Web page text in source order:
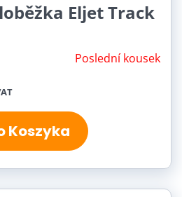
Eljet Track
Poslední kousek
Koszyka